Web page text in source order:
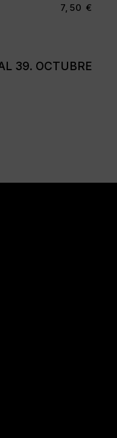
39. OCTUBRE
7,50 €